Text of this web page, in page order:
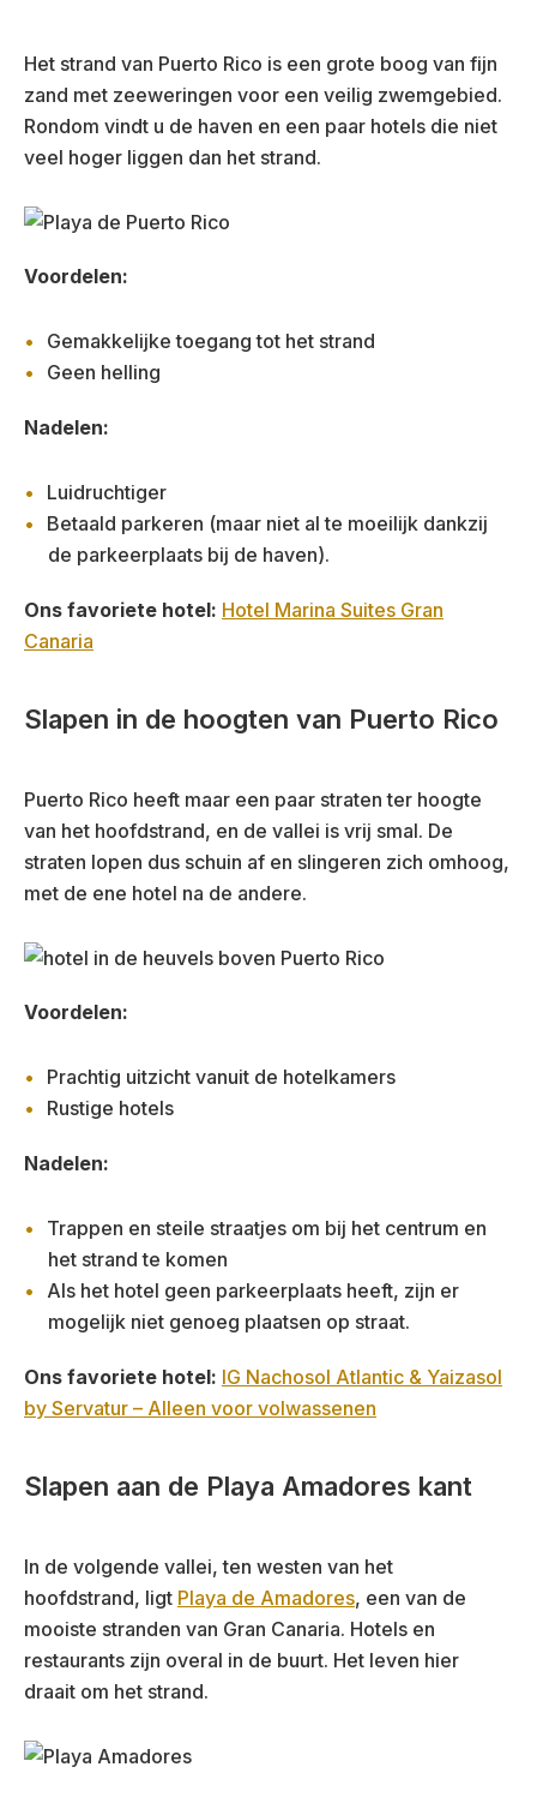
Het strand van Puerto Rico is een grote boog van fijn
zand met zeeweringen voor een veilig zwemgebied.
Rondom vindt u de haven en een paar hotels die niet
veel hoger liggen dan het strand.
Voordelen:
Gemakkelijke toegang tot het strand
Geen helling
Nadelen:
Luidruchtiger
Betaald parkeren (maar niet al te moeilijk dankzij
de parkeerplaats bij de haven).
Ons favoriete hotel: Hotel Marina Suites Gran
Canaria
Slapen in de hoogten van Puerto Rico
Puerto Rico heeft maar een paar straten ter hoogte
van het hoofdstrand, en de vallei is vrij smal. De
straten lopen dus schuin af en slingeren zich omhoog,
met de ene hotel na de andere.
Voordelen:
Prachtig uitzicht vanuit de hotelkamers
Rustige hotels
Nadelen:
Trappen en steile straatjes om bij het centrum en
het strand te komen
Als het hotel geen parkeerplaats heeft, zijn er
mogelijk niet genoeg plaatsen op straat.
Ons favoriete hotel: IG Nachosol Atlantic & Yaizasol
by Servatur – Alleen voor volwassenen
Slapen aan de Playa Amadores kant
In de volgende vallei, ten westen van het
hoofdstrand, ligt Playa de Amadores, een van de
mooiste stranden van Gran Canaria. Hotels en
restaurants zijn overal in de buurt. Het leven hier
draait om het strand.